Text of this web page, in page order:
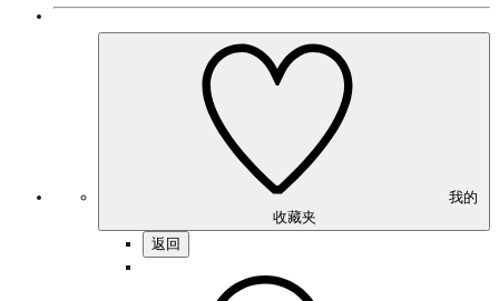
收藏夹
返回